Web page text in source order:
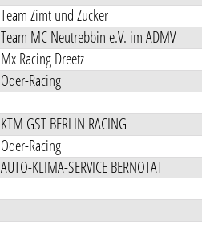
Team Zimt und Zucker
Team MC Neutrebbin e.V. im ADMV
Mx Racing Dreetz
Oder-Racing
KTM GST BERLIN RACING
Oder-Racing
AUTO-KLIMA-SERVICE BERNOTAT